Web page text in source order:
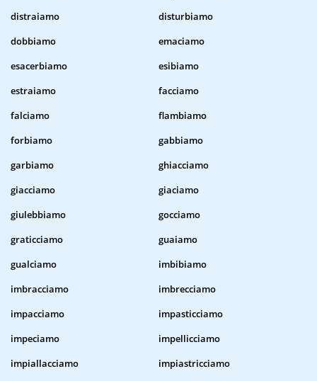
distraiamo
disturbiamo
dobbiamo
emaciamo
esacerbiamo
esibiamo
estraiamo
facciamo
falciamo
flambiamo
forbiamo
gabbiamo
garbiamo
ghiacciamo
giacciamo
giaciamo
giulebbiamo
gocciamo
graticciamo
guaiamo
gualciamo
imbibiamo
imbracciamo
imbrecciamo
impacciamo
impasticciamo
impeciamo
impellicciamo
impiallacciamo
impiastricciamo